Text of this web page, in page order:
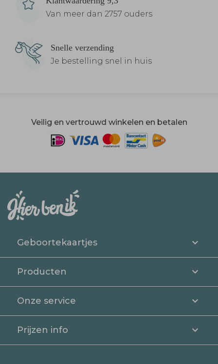
Van meer dan 2757 ouders
Snelle verzending
Je bestelling snel in huis
Veilig en vertrouwd winkelen en betalen
Geboortekaartjes
Producten
Onze service
Prijzen info